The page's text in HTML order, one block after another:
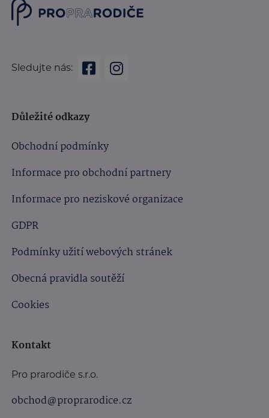
Sledujte nás:
Důležité odkazy
Obchodní podmínky
Informace pro obchodní partnery
Informace pro neziskové organizace
GDPR
Podmínky užití webových stránek
Obecná pravidla soutěží
Cookies
Kontakt
Pro prarodiče s.r.o.
obchod@proprarodice.cz